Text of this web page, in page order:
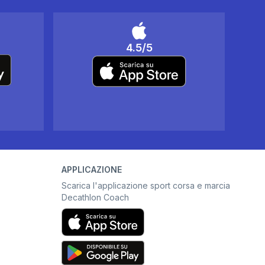
4.5/5
APPLICAZIONE
Scarica l'applicazione sport corsa e marcia
Decathlon Coach